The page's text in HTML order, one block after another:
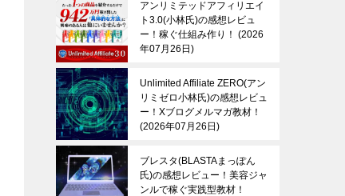
アンリミテッドアフィリエイ
ト3.0(小林氏)の感想レビュ
ー！稼ぐ仕組み作り！
2026
年07月26日
Unlimited Affiliate ZERO(アン
リミゼロ小林氏)の感想レビュ
ー！Xブログメルマガ教材！
2026年07月26日
ブレスタ(BLASTAまっぽん
氏)の感想レビュー！美容ジャ
ンルで稼ぐ実践型教材！